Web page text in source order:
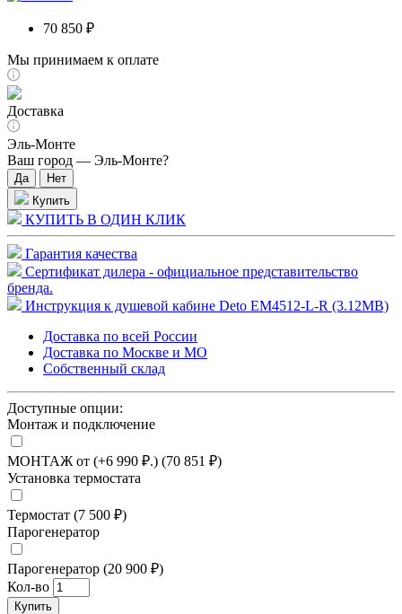
70 850 ₽
Мы принимаем к оплате
Доставка
Эль-Монте
Ваш город — Эль-Монте?
Купить
КУПИТЬ В ОДИН КЛИК
Гарантия качества
Сертификат дилера - официальное представительство
бренда.
Инструкция к душевой кабине Deto EM4512-L-R (3.12MB)
Доставка по всей России
Доставка по Москве и МО
Собственный склад
Доступные опции:
Монтаж и подключение
МОНТАЖ от (+6 990 ₽.) (70 851 ₽)
Установка термостата
Термостат (7 500 ₽)
Парогенератор
Парогенератор (20 900 ₽)
Кол-во
Купить